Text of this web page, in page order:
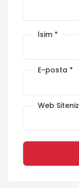
İsim *
E-posta *
Web Siteniz